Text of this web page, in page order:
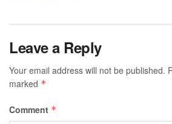
Leave a Reply
Your email address will not be published.
marked *
Comment *